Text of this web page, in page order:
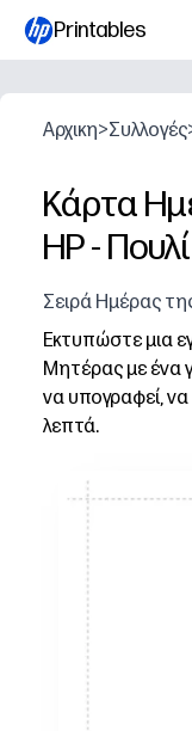
Printables
Αρχικη>Συλλογές
Κάρτα
HP -
Σειρά Ημέρας
Εκτυπώστε μια
Μητέρας με ένα
να υπογραφεί, να
λεπτά.
Χωρίς
Φιλικό προς
Ευέλικτο -
Γυαλισμένα